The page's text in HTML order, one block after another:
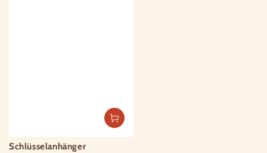
Schlüsselanhänger